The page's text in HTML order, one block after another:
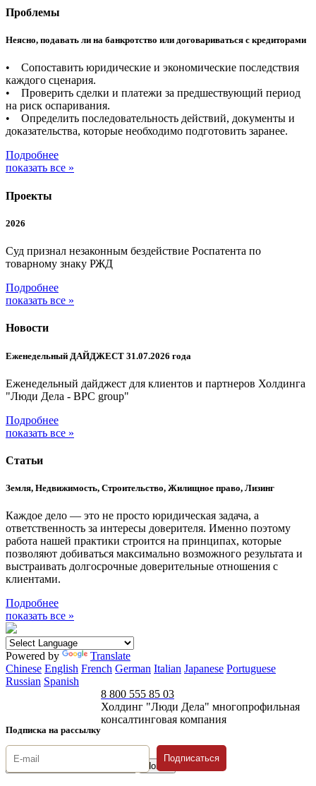
Проблемы
Неясно, подавать ли на банкротство или договариваться с кредиторами
• Сопоставить юридические и экономические последствия
каждого сценария.
• Проверить сделки и платежи за предшествующий период
на риск оспаривания.
• Определить последовательность действий, документы и
доказательства, которые необходимо подготовить заранее.
Подробнее
показать все »
Проекты
2026
Суд признал незаконным бездействие Роспатента по
товарному знаку РЖД
Подробнее
показать все »
Новости
Еженедельный ДАЙДЖЕСТ 31.07.2026 года
Еженедельный дайджест для клиентов и партнеров Холдинга
"Люди Дела - BPC group"
Подробнее
показать все »
Статьи
Земля, Недвижимость, Строительство, Жилищное право, Лизинг
Каждое дело — это не просто юридическая задача, а
ответственность за интересы доверителя. Именно поэтому
работа нашей практики строится на принципах, которые
позволяют добиваться максимально возможного результата и
выстраивать долгосрочные доверительные отношения с
клиентами.
Подробнее
показать все »
Powered by
Translate
Chinese English French German Italian Japanese Portuguese
Russian Spanish
Подписка на рассылку
8 800 555 85 03
Холдинг "Люди Дела" многопрофильная
консалтинговая компания
Подписаться